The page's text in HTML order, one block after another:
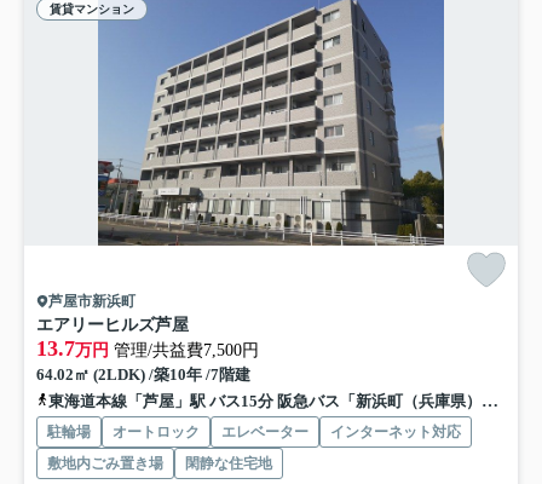
賃貸マンション
芦屋市新浜町
エアリーヒルズ芦屋
13.7万円 管理/共益費7,500円
64.02㎡ (2LDK) /築10年 /7階建
東海道本線「芦屋」駅 バス15分 阪急バス「新浜町（兵庫県）」 停歩1分
駐輪場 オートロック エレベーター
インターネット対応
敷地内ごみ置き場
閑静な住宅地